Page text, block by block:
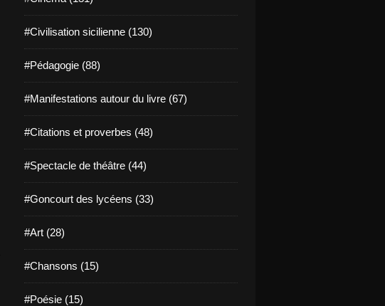
#Civilisation sicilienne (130)
#Pédagogie (88)
#Manifestations autour du livre (67)
#Citations et proverbes (48)
#Spectacle de théâtre (44)
#Goncourt des lycéens (33)
#Art (28)
#Chansons (15)
#Poésie (15)